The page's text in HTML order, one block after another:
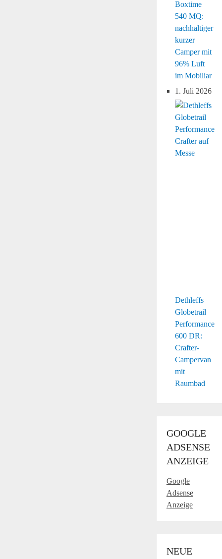
Boxtime
540 MQ:
nachhaltiger
kurzer
Camper mit
96% Luft
im Mobiliar
1. Juli 2026
Dethleffs
Globetrail
Performance
600 DR:
Crafter-
Campervan
mit
Raumbad
GOOGLE
ADSENSE
ANZEIGE
Google
Adsense
Anzeige
NEUE